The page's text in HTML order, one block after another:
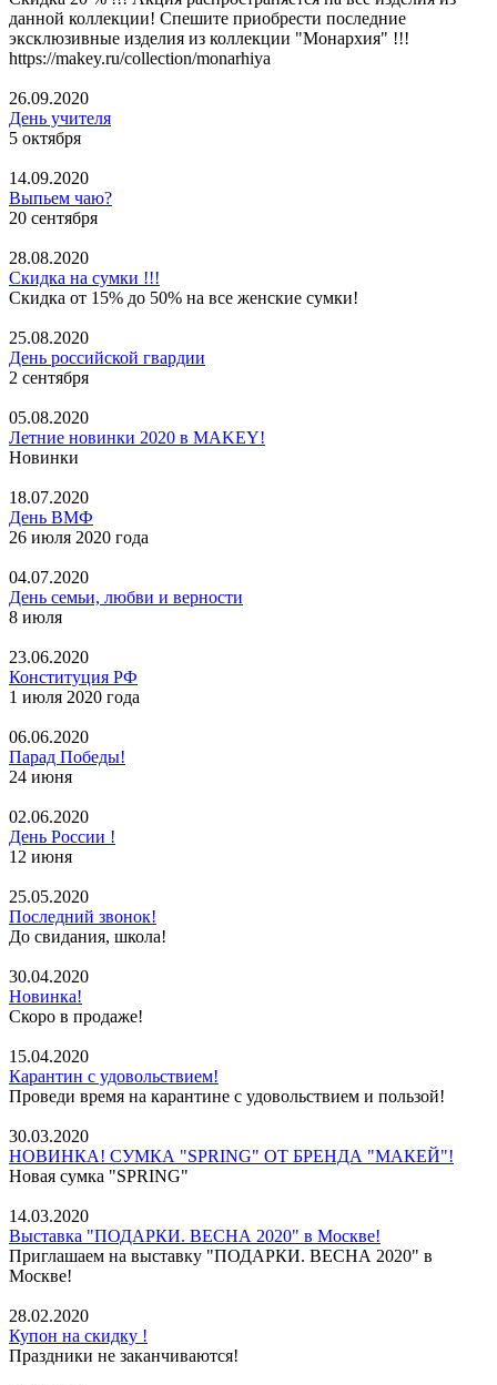
данной коллекции! Спешите приобрести последние
эксклюзивные изделия из коллекции "Монархия" !!!
https://makey.ru/collection/monarhiya
26.09.2020
День учителя
5 октября
14.09.2020
Выпьем чаю?
20 сентября
28.08.2020
Скидка на сумки !!!
Скидка от 15% до 50% на все женские сумки!
25.08.2020
День российской гвардии
2 сентября
05.08.2020
Летние новинки 2020 в MAKEY!
Новинки
18.07.2020
День ВМФ
26 июля 2020 года
04.07.2020
День семьи, любви и верности
8 июля
23.06.2020
Конституция РФ
1 июля 2020 года
06.06.2020
Парад Победы!
24 июня
02.06.2020
День России !
12 июня
25.05.2020
Последний звонок!
До свидания, школа!
30.04.2020
Новинка!
Скоро в продаже!
15.04.2020
Карантин с удовольствием!
Проведи время на карантине с удовольствием и пользой!
30.03.2020
НОВИНКА! СУМКА "SPRING" ОТ БРЕНДА "МАКЕЙ"!
Новая сумка "SPRING"
14.03.2020
Выставка "ПОДАРКИ. ВЕСНА 2020" в Москве!
Приглашаем на выставку "ПОДАРКИ. ВЕСНА 2020" в
Москве!
28.02.2020
Купон на скидку !
Праздники не заканчиваются!